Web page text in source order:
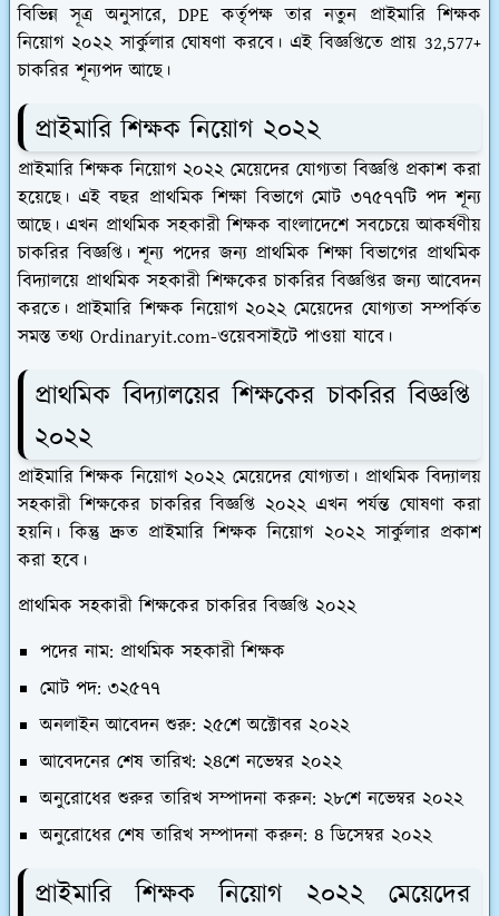
বিভিন্ন সূত্র অনুসারে, DPE কর্তৃপক্ষ তার নতুন প্রাইমারি শিক্ষক
নিয়োগ ২০২২ সার্কুলার ঘোষণা করবে। এই বিজ্ঞপ্তিতে প্রায় 32,577+
চাকরির শূন্যপদ আছে।
প্রাইমারি শিক্ষক নিয়োগ ২০২২
প্রাইমারি শিক্ষক নিয়োগ ২০২২ মেয়েদের যোগ্যতা বিজ্ঞপ্তি প্রকাশ করা
হয়েছে। এই বছর প্রাথমিক শিক্ষা বিভাগে মোট ৩৭৫৭৭টি পদ শূন্য
আছে। এখন প্রাথমিক সহকারী শিক্ষক বাংলাদেশে সবচেয়ে আকর্ষণীয়
চাকরির বিজ্ঞপ্তি। শূন্য পদের জন্য প্রাথমিক শিক্ষা বিভাগের প্রাথমিক
বিদ্যালয়ে প্রাথমিক সহকারী শিক্ষকের চাকরির বিজ্ঞপ্তির জন্য আবেদন
করতে। প্রাইমারি শিক্ষক নিয়োগ ২০২২ মেয়েদের যোগ্যতা সম্পর্কিত
সমস্ত তথ্য Ordinaryit.com-ওয়েবসাইটে পাওয়া যাবে।
প্রাথমিক বিদ্যালয়ের শিক্ষকের চাকরির বিজ্ঞপ্তি
২০২২
প্রাইমারি শিক্ষক নিয়োগ ২০২২ মেয়েদের যোগ্যতা। প্রাথমিক বিদ্যালয়
সহকারী শিক্ষকের চাকরির বিজ্ঞপ্তি ২০২২ এখন পর্যন্ত ঘোষণা করা
হয়নি। কিন্তু দ্রুত প্রাইমারি শিক্ষক নিয়োগ ২০২২ সার্কুলার প্রকাশ
করা হবে।
প্রাথমিক সহকারী শিক্ষকের চাকরির বিজ্ঞপ্তি ২০২২
পদের নাম: প্রাথমিক সহকারী শিক্ষক
মোট পদ: ৩২৫৭৭
অনলাইন আবেদন শুরু: ২৫শে অক্টোবর ২০২২
আবেদনের শেষ তারিখ: ২৪শে নভেম্বর ২০২২
অনুরোধের শুরুর তারিখ সম্পাদনা করুন: ২৮শে নভেম্বর ২০২২
অনুরোধের শেষ তারিখ সম্পাদনা করুন: ৪ ডিসেম্বর ২০২২
প্রাইমারি শিক্ষক নিয়োগ ২০২২ মেয়েদের